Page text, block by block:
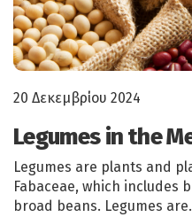
20 Δεκεμβρίου 2024
Legumes in the
Legumes are plants and
Fabaceae, which includes
broad beans. Legumes